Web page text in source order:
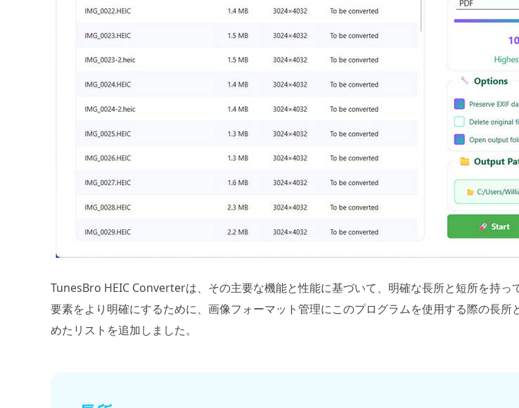
TunesBro HEIC Converterは、その主要な機能と性能に基づいて、明確な長所と短所を持っ
要素をより明確にするために、画像フォーマット管理にこのプログラムを使用する際の長所
めたリストを追加しました。